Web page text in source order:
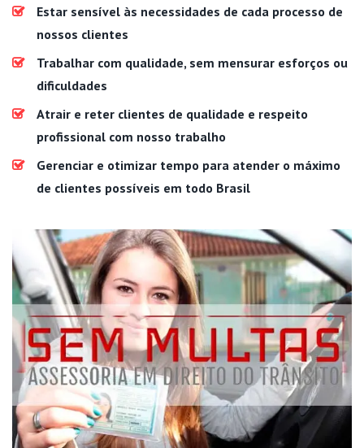
Estar sensível às necessidades de cada processo de
nossos clientes
Trabalhar com qualidade, sem mensurar esforços ou
dificuldades
Atrair e reter clientes de qualidade e respeito
profissional com nosso trabalho
Gerenciar e otimizar tempo para atender o máximo
de clientes possíveis em todo Brasil